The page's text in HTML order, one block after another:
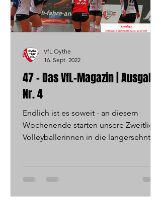
47 - Das VfL-Magazin | Ausgabe
Nr. 4
Endlich ist es soweit - an diesem
Wochenende starten unsere Zweitliga-
Volleyballerinnen in die langersehnte,
VfL Oythe
16. Sept. 2022